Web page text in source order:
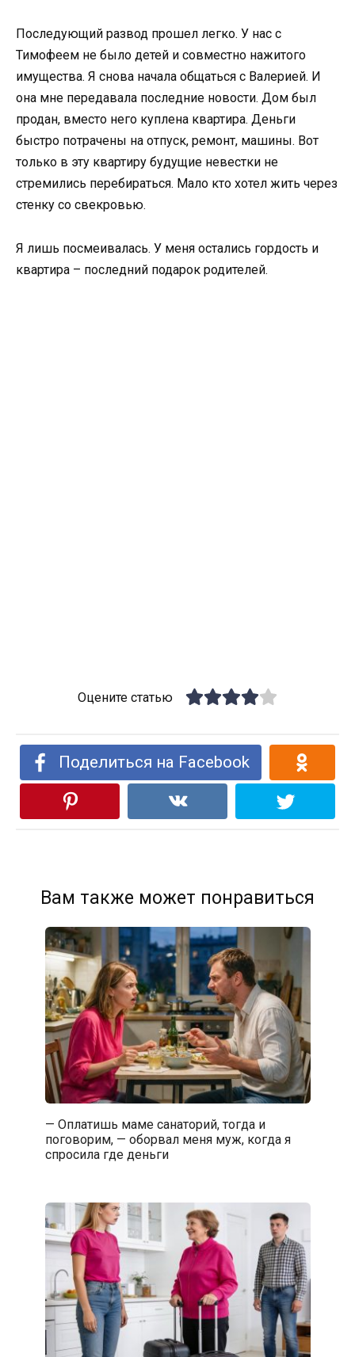
Последующий развод прошел легко. У нас с
Тимофеем не было детей и совместно нажитого
имущества. Я снова начала общаться с Валерией. И
она мне передавала последние новости. Дом был
продан, вместо него куплена квартира. Деньги
быстро потрачены на отпуск, ремонт, машины. Вот
только в эту квартиру будущие невестки не
стремились перебираться. Мало кто хотел жить через
стенку со свекровью.
Я лишь посмеивалась. У меня остались гордость и
квартира – последний подарок родителей.
Оцените статью
Поделиться на Facebook
Вам также может понравиться
— Оплатишь маме санаторий, тогда и
поговорим, — оборвал меня муж, когда я
спросила где деньги